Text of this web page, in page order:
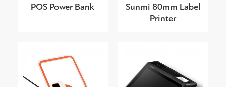
POS Power Bank
Sunmi 80mm Label
Printer